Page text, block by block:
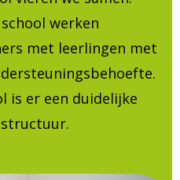
werken
met leerlingen met
is er een duidelijke